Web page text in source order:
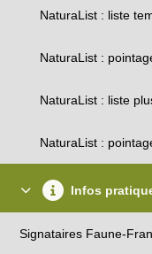
NaturaList : liste
NaturaList :
NaturaList : liste
NaturaList :
Infos
Signataires Faune-